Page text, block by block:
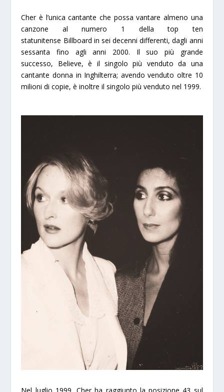
Cher è l’unica cantante che possa vantare almeno una
canzone al numero 1 della top ten
statunitense Billboard in sei decenni differenti, dagli anni
sessanta fino agli anni 2000. Il suo più grande
successo, Believe, è il singolo più venduto da una
cantante donna in Inghilterra; avendo venduto oltre 10
milioni di copie, è inoltre il singolo più venduto nel 1999.
Nel luglio 1999, Cher ha raggiunto la posizione 43 sul